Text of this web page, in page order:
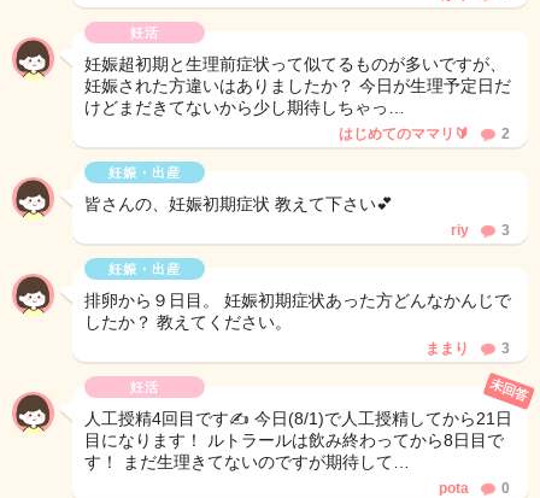
妊活
妊娠超初期と生理前症状って似てるものが多いですが、
妊娠された方違いはありましたか？ 今日が生理予定日だ
けどまだきてないから少し期待しちゃっ…
はじめてのママリ🔰 2
妊娠・出産
皆さんの、妊娠初期症状 教えて下さい💕
riy 3
妊娠・出産
排卵から９日目。 妊娠初期症状あった方どんなかんじで
したか？ 教えてください。
ままり 3
妊活
人工授精4回目です✍️ 今日(8/1)で人工授精してから21日
目になります！ ルトラールは飲み終わってから8日目で
す！ まだ生理きてないのですが期待して…
未回答
pota 0